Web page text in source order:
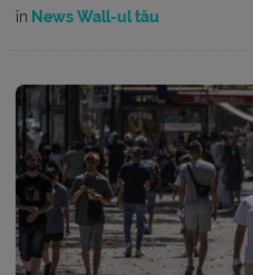
în News Wall-ul tău